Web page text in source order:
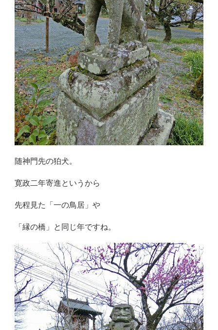
随神門先の狛犬。
寛政二年寄進というから
先程見た「一の鳥居」や
「縁の橋」と同じ年ですね。